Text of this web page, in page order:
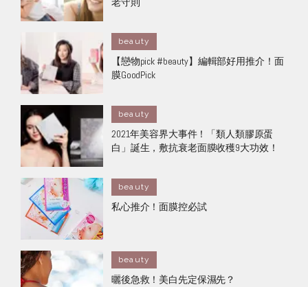
beauty
【戀物pick #beauty】編輯部好用推介！面
膜GoodPick
beauty
2021年美容界大事件！「類人類膠原蛋
白」誕生，敷抗衰老面膜收穫9大功效！
beauty
私心推介！面膜控必試
beauty
曬後急救！美白先定保濕先？